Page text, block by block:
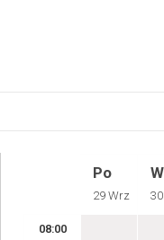
Po
29 Wrz
08:00